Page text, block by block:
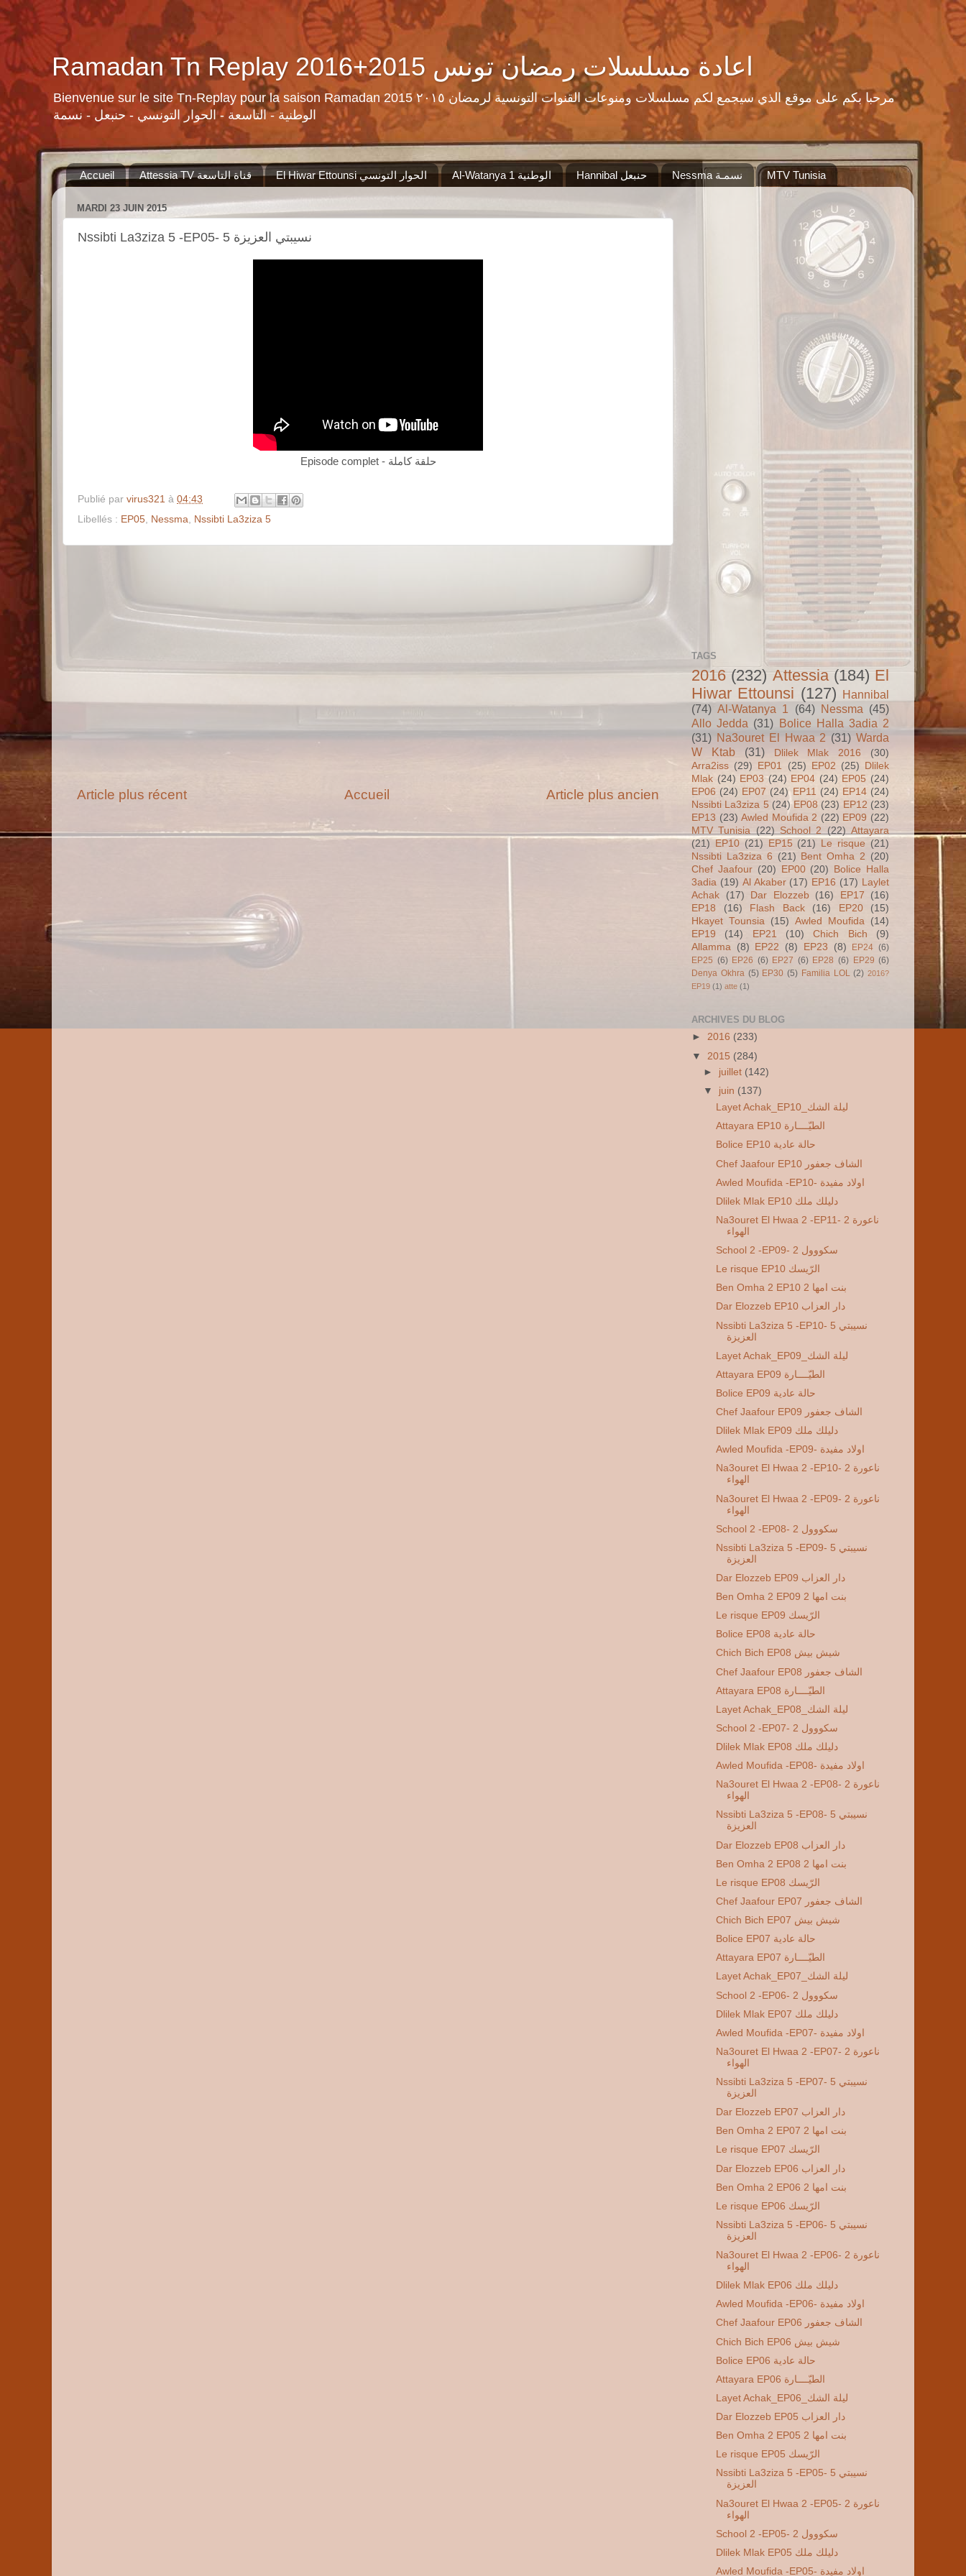
Ramadan Tn Replay 2016+2015 اعادة مسلسلات رمضان تونس
Bienvenue sur le site Tn-Replay pour la saison Ramadan 2015 مرحبا بكم على موقع الذي سيجمع لكم مسلسلات ومنوعات القنوات التونسية لرمضان ٢٠١٥
الوطنية - التاسعة - الحوار التونسي - حنبعل - نسمة
Accueil Attessia TV قناة التاسعة El Hiwar Ettounsi الحوار التونسي Al-Watanya 1 الوطنية Hannibal حنبعل‬ MTV Tunisia
MARDI 23 JUIN 2015
Nssibti La3ziza 5 -EP05- 5 نسيبتي العزيزة
Episode complet - حلقة كاملة
Publié par virus321 à 04:43
Libellés : EP05 Nessma Nssibti La3ziza 5
Article plus récent Article plus ancien
Accueil
TAGS
2016 (232) Attessia (184) El
Hiwar Ettounsi (127) Hannibal
(74) Al-Watanya 1 (64) Nessma (45)
Allo Jedda (31) Bolice Halla 3adia 2
(31) Na3ouret El Hwaa 2 (31) Warda
W Ktab
(31) Dlilek Mlak 2016
(30)
Arra2iss (29) EP01 (25) EP02 (25) Dlilek
Mlak (24) EP03 (24) EP04 (24) EP05 (24)
EP06 (24) EP07 (24) EP11 (24) EP14 (24)
Nssibti La3ziza 5 (24) EP08 (23) EP12 (23)
EP13 (23) Awled Moufida 2 (22) EP09 (22)
MTV Tunisia (22) School 2 (22) Attayara
(21) EP10 (21) EP15 (21) Le risque (21)
Nssibti La3ziza 6 (21) Bent Omha 2 (20)
Chef Jaafour (20) EP00 (20) Bolice Halla
3adia (19) Al Akaber (17) EP16 (17) Laylet
Achak
(17) Dar Elozzeb (16) EP17
(16)
EP18
(16) Flash Back (16) EP20
(15)
Hkayet Tounsia
(15) Awled Moufida
(14)
EP19
(14) EP21 (10) Chich Bich
(9)
Allamma
(8) EP22 (8) EP23 (8) EP24 (6)
EP25 (6) EP26 (6) EP27 (6) EP28 (6) EP29 (6)
Denya Okhra (5) EP30 (5) Familia LOL (2) 2016?
EP19 (1) atte (1)
ARCHIVES DU BLOG
► 2016 (233)
▼ 2015 (284)
► juillet (142)
▼ juin (137)
Layet Achak_EP10_ليلة الشك
Attayara EP10 الطيّــــارة
Bolice EP10 حالة عادية
Chef Jaafour EP10 الشاف جعفور
Awled Moufida -EP10- اولاد مفيدة
Dlilek Mlak EP10 دليلك ملك
Na3ouret El Hwaa 2 -EP11- 2 ناعورة
الهواء
School 2 -EP09- 2 سكووول
Le risque EP10 الرّيسك
Ben Omha 2 EP10 2 بنت امها
Dar Elozzeb EP10 دار العزاب
Nssibti La3ziza 5 -EP10- 5 نسيبتي
العزيزة
Layet Achak_EP09_ليلة الشك
Attayara EP09 الطيّــــارة
Bolice EP09 حالة عادية
Chef Jaafour EP09 الشاف جعفور
Dlilek Mlak EP09 دليلك ملك
Awled Moufida -EP09- اولاد مفيدة
Na3ouret El Hwaa 2 -EP10- 2 ناعورة
الهواء
Na3ouret El Hwaa 2 -EP09- 2 ناعورة
الهواء
School 2 -EP08- 2 سكووول
Nssibti La3ziza 5 -EP09- 5 نسيبتي
العزيزة
Dar Elozzeb EP09 دار العزاب
Ben Omha 2 EP09 2 بنت امها
Le risque EP09 الرّيسك
Bolice EP08 حالة عادية
Chich Bich EP08 شيش بيش
Chef Jaafour EP08 الشاف جعفور
Attayara EP08 الطيّــــارة
Layet Achak_EP08_ليلة الشك
School 2 -EP07- 2 سكووول
Dlilek Mlak EP08 دليلك ملك
Awled Moufida -EP08- اولاد مفيدة
Na3ouret El Hwaa 2 -EP08- 2 ناعورة
الهواء
Nssibti La3ziza 5 -EP08- 5 نسيبتي
العزيزة
Dar Elozzeb EP08 دار العزاب
Ben Omha 2 EP08 2 بنت امها
Le risque EP08 الرّيسك
Chef Jaafour EP07 الشاف جعفور
Chich Bich EP07 شيش بيش
Bolice EP07 حالة عادية
Attayara EP07 الطيّــــارة
Layet Achak_EP07_ليلة الشك
School 2 -EP06- 2 سكووول
Dlilek Mlak EP07 دليلك ملك
Awled Moufida -EP07- اولاد مفيدة
Na3ouret El Hwaa 2 -EP07- 2 ناعورة
الهواء
Nssibti La3ziza 5 -EP07- 5 نسيبتي
العزيزة
Dar Elozzeb EP07 دار العزاب
Ben Omha 2 EP07 2 بنت امها
Le risque EP07 الرّيسك
Dar Elozzeb EP06 دار العزاب
Ben Omha 2 EP06 2 بنت امها
Le risque EP06 الرّيسك
Nssibti La3ziza 5 -EP06- 5 نسيبتي
العزيزة
Na3ouret El Hwaa 2 -EP06- 2 ناعورة
الهواء
Dlilek Mlak EP06 دليلك ملك
Awled Moufida -EP06- اولاد مفيدة
Chef Jaafour EP06 الشاف جعفور
Chich Bich EP06 شيش بيش
Bolice EP06 حالة عادية
Attayara EP06 الطيّــــارة
Layet Achak_EP06_ليلة الشك
Dar Elozzeb EP05 دار العزاب
Ben Omha 2 EP05 2 بنت امها
Le risque EP05 الرّيسك
Nssibti La3ziza 5 -EP05- 5 نسيبتي
العزيزة
Na3ouret El Hwaa 2 -EP05- 2 ناعورة
الهواء
School 2 -EP05- 2 سكووول
Dlilek Mlak EP05 دليلك ملك
Awled Moufida -EP05- اولاد مفيدة